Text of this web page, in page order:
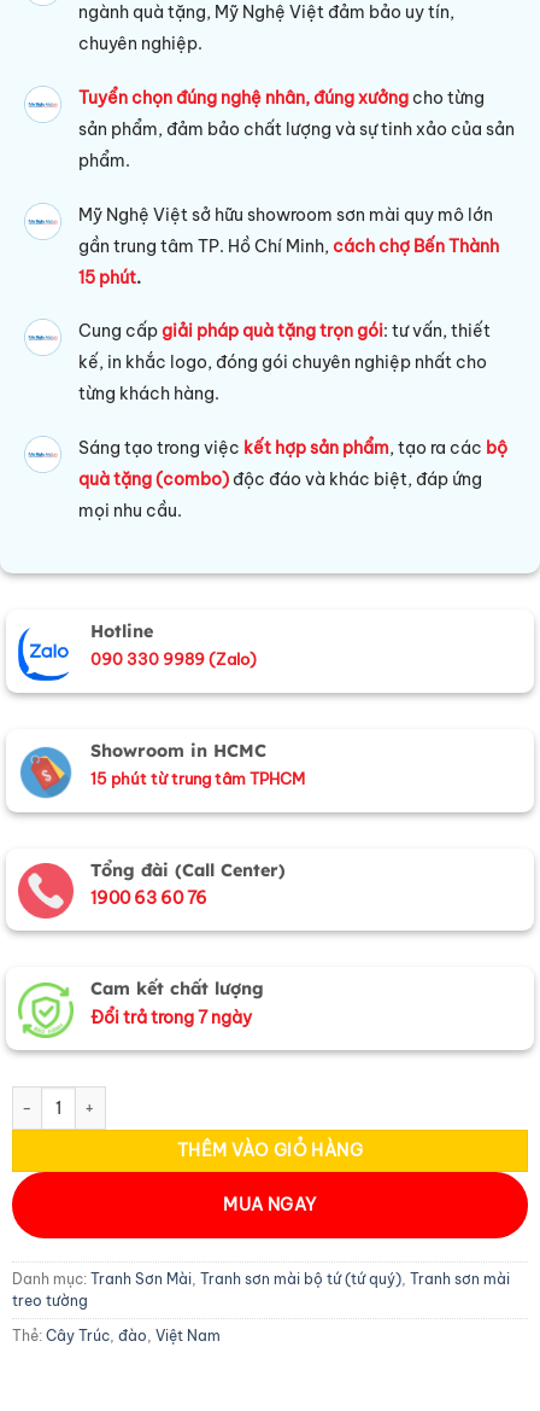
ngành quà tặng, Mỹ Nghệ Việt đảm bảo uy tín,
chuyên nghiệp.
Tuyển chọn đúng nghệ nhân, đúng xưởng cho từng
sản phẩm, đảm bảo chất lượng và sự tinh xảo của sản
phẩm.
Mỹ Nghệ Việt sở hữu showroom sơn mài quy mô lớn
gần trung tâm TP. Hồ Chí Minh,cách chợ Bến Thành
15 phút.
Cung cấpgiải pháp quà tặng trọn gói: tư vấn, thiết
kế, in khắc logo, đóng gói chuyên nghiệp nhất cho
từng khách hàng.
Sáng tạo trong việc kết hợp sản phẩm, tạo ra các bộ
quà tặng (combo) độc đáo và khác biệt, đáp ứng
mọi nhu cầu.
Hotline
090 330 9989 (Zalo)
Showroom in HCMC
15 phút từ trung tâm TPHCM
Tổng đài (Call Center)
1900 63 60 76
Cam kết chất lượng
Đổi trả trong 7 ngày
Bộ Tranh Sơn Mài Cò Đào Dát Lá Bạc TSM3630.1 số lượng
THÊM VÀO GIỎ HÀNG
MUA NGAY
Danh mục: Tranh Sơn Mài, Tranh sơn mài bộ tứ (tứ quý), Tranh sơn mài
treo tường
Thẻ: Cây Trúc, đào, Việt Nam